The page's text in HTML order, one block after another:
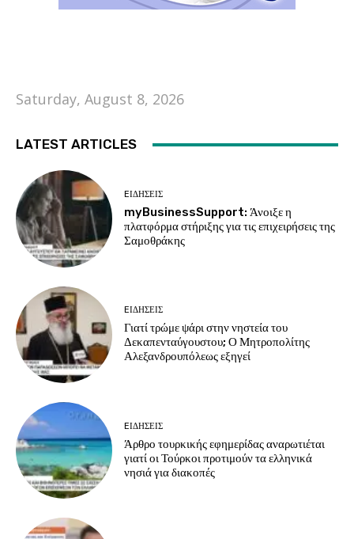
Saturday, August 8, 2026
LATEST ARTICLES
EΙΔΗΣΕΙΣ
myBusinessSupport: Άνοιξε η
πλατφόρμα στήριξης για τις επιχειρήσεις της
Σαμοθράκης
EΙΔΗΣΕΙΣ
Γιατί τρώμε ψάρι στην νηστεία του
Δεκαπενταύγουστου; Ο Μητροπολίτης
Αλεξανδρουπόλεως εξηγεί
EΙΔΗΣΕΙΣ
Άρθρο τουρκικής εφημερίδας αναρωτιέται
γιατί οι Τούρκοι προτιμούν τα ελληνικά
νησιά για διακοπές